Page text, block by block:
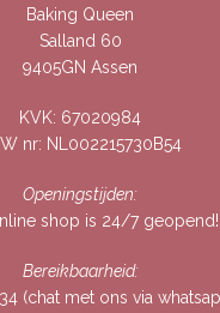
Baking Queen
Salland 60
9405GN Assen
KVK: 67020984
nr: NL002215730B54
Openingstijden:
shop is 24/7 geopend!
Bereikbaarheid:
(chat met ons via